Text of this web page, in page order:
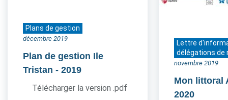
Plans de gestion
décembre 2019
Plan de gestion Ile
Tristan - 2019
Télécharger la version .pdf
Lettre
délégations de
novembre 2019
Mon littoral
2020